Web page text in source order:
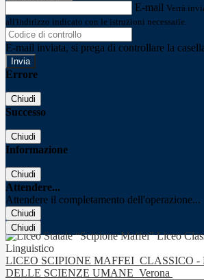
E-mail Verrà
all'indirizzo indicato con le istruzioni necessarie.
E-mail inviata, si prega di controllare la
Errore
Chiudi
Successo
Chiudi
Informazione
Chiudi
Attendere...
Attendere il completamento dell'operazione...
Chiudi
Chiudi
LICEO SCIPIONE MAFFEI CLASSICO -
DELLE SCIENZE UMANE Verona